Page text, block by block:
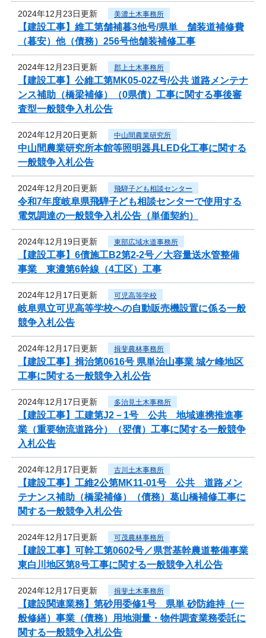
2024年12月23日更新 美濃土木事務所
【建設工事】維工第舗補暮3他号/県単 舗装道補修費
（暮安）他（債務）256号他舗装補修工事
2024年12月23日更新 郡上土木事務所
【建設工事】公維工第MK05-02Z号/公共 道路メンテナ
ンス補助（橋梁補修）（0県債）工事に関する事後審
査型一般競争入札公告
2024年12月20日更新 中山間農業研究所
中山間農業研究所本館等照明器具LED化工事に関する
一般競争入札公告
2024年12月20日更新 飛騨子ども相談センター
令和7年度岐阜県飛騨子ども相談センターで使用する
電気調達の一般競争入札公告（単価契約）
2024年12月19日更新 東部広域水道事務所
【建設工事】6債施工B2第2-2号／大容量送水管整備
事業 東濃第6幹線（4工区）工事
2024年12月17日更新 可児高等学校
岐阜県立可児高等学校への自動販売機設置に係る一般
競争入札公告
2024年12月17日更新 揖斐農林事務所
【建設工事】揖治第0616号 県単治山事業 城ケ峰地区
工事に関する一般競争入札公告
2024年12月17日更新 多治見土木事務所
【建設工事】工建第J2－1号 公共 地域連携推進事
業（重要物流道路分）（翌債）工事に関する一般競争
入札公告
2024年12月17日更新 古川土木事務所
【建設工事】工維2公第MK11-01号 公共 道路メン
テナンス補助（橋梁補修）（債務）葛山橋補修工事に
関する一般競争入札公告
2024年12月17日更新 可茂農林事務所
【建設工事】可幹工第0602号／県営基幹農道整備事業
東白川地区第8号工事に関する一般競争入札公告
2024年12月17日更新 揖斐土木事務所
【建設関連業務】第砂用委修1号 県単 砂防維持（一
般修繕）事業（債務）用地測量・物件調査業務委託に
関する一般競争入札公告